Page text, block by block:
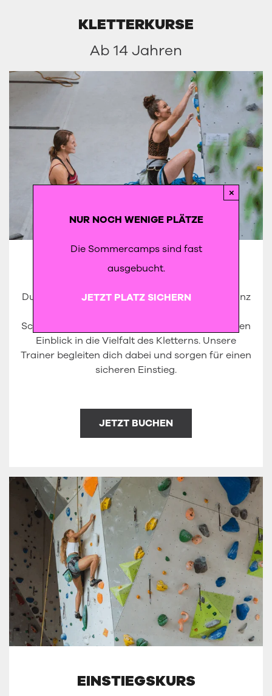
KLETTERKURSE
Ab 14 Jahren
SCHNUPPERKLETTERN
Du warst noch nie klettern und möchtest es ganz
Schnupperkletterkurs bekommst du einen ersten
Einblick in die Vielfalt des Kletterns. Unsere
Trainer begleiten dich dabei und sorgen für einen
sicheren Einstieg.
JETZT BUCHEN
EINSTIEGSKURS
NUR NOCH WENIGE PLÄTZE
Die Sommercamps sind fast
ausgebucht.
JETZT PLATZ SICHERN
×